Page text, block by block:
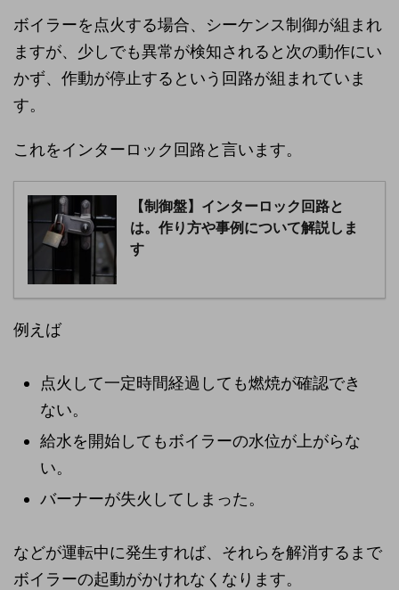
ボイラーを点火する場合、シーケンス制御が組まれ
ますが、少しでも異常が検知されると次の動作にい
かず、作動が停止するという回路が組まれていま
す。
これをインターロック回路と言います。
【制御盤】インターロック回路と
は。作り方や事例について解説しま
す
例えば
点火して一定時間経過しても燃焼が確認でき
ない。
給水を開始してもボイラーの水位が上がらな
い。
バーナーが失火してしまった。
などが運転中に発生すれば、それらを解消するまで
ボイラーの起動がかけれなくなります。